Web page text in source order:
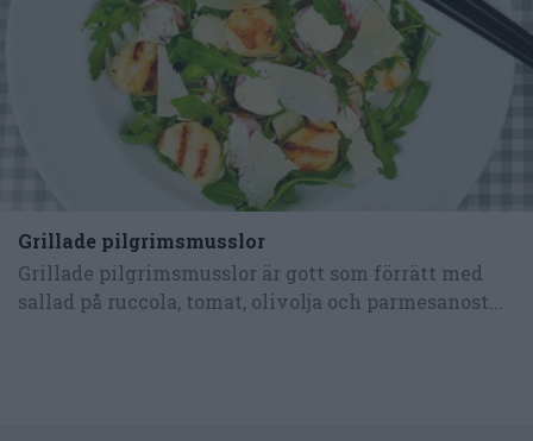
Grillade pilgrimsmusslor
Grillade pilgrimsmusslor är gott som förrätt med
sallad på ruccola, tomat, olivolja och parmesanost...